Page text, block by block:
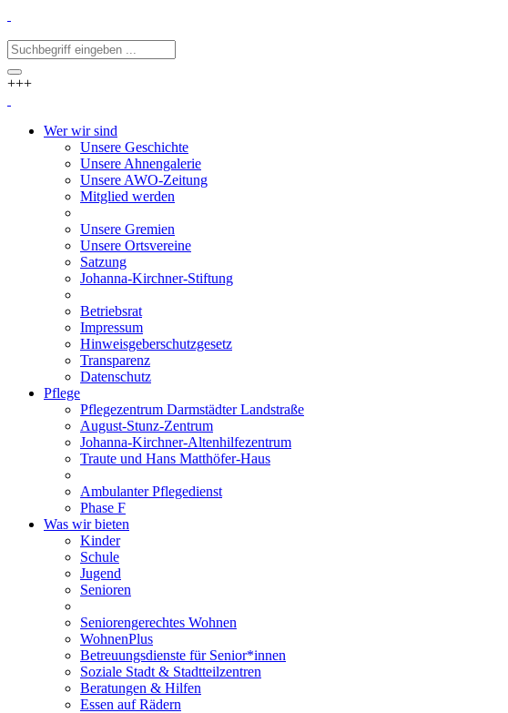
+++
Wer wir sind
Unsere Geschichte
Unsere Ahnengalerie
Unsere AWO-Zeitung
Mitglied werden
Unsere Gremien
Unsere Ortsvereine
Satzung
Johanna-Kirchner-Stiftung
Betriebsrat
Impressum
Hinweisgeberschutzgesetz
Transparenz
Datenschutz
Pflege
Pflegezentrum Darmstädter Landstraße
August-Stunz-Zentrum
Johanna-Kirchner-Altenhilfezentrum
Traute und Hans Matthöfer-Haus
Ambulanter Pflegedienst
Phase F
Was wir bieten
Kinder
Schule
Jugend
Senioren
Seniorengerechtes Wohnen
WohnenPlus
Betreuungsdienste für Senior*innen
Soziale Stadt & Stadtteilzentren
Beratungen & Hilfen
Essen auf Rädern